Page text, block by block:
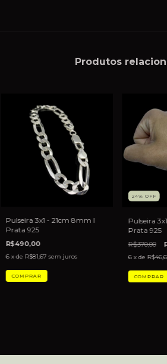
Produtos
Pulseira 3x1 - 21cm 8mm I
Prata 925
R$490,00
6 x de R$81,67 sem juros
24% OFF
Pulseira
Prata 925
R$370,00
6 x de